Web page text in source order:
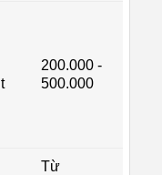
200.000 -
500.000
Từ